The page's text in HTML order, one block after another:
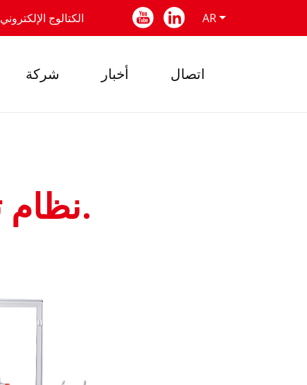
الكتالوج الإلكتروني AR
شركة أخبار اتصال
نظام تقسيم وفهرسة فل اوتوماتيك.